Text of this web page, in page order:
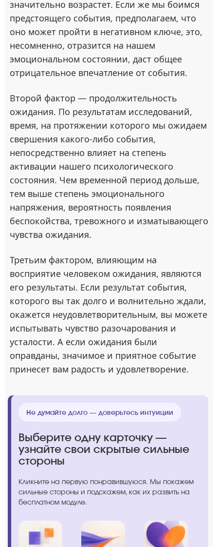
значительно возрастет. Если же мы боимся
предстоящего события, предполагаем, что
оно может пройти в негативном ключе, это,
несомненно, отразится на нашем
эмоциональном состоянии, даст общее
отрицательное впечатление от события.
Второй фактор — продолжительность
ожидания. По результатам исследований,
время, на протяжении которого мы ожидаем
свершения какого-либо события,
непосредственно влияет на степень
активации нашего психологического
состояния. Чем временной период дольше,
тем выше степень эмоционального
напряжения, вероятность появления
беспокойства, тревожного и изматывающего
чувства ожидания.
Третьим фактором, влияющим на
восприятие человеком ожидания, являются
его результаты. Если результат события,
которого вы так долго и волнительно ждали,
окажется неудовлетворительным, вы можете
испытывать чувство разочарования и
усталости. А если ожидания были
оправданы, значимое и приятное событие
принесет вам радость и удовлетворение.
Не думайте долго — доверьтесь интуиции
Выберите одну карточку —
узнайте свои скрытые сильные
стороны
Кликните на первую понравившуюся. Мы покажем
сильные стороны и подскажем, как их развить на
бесплатном модуле.